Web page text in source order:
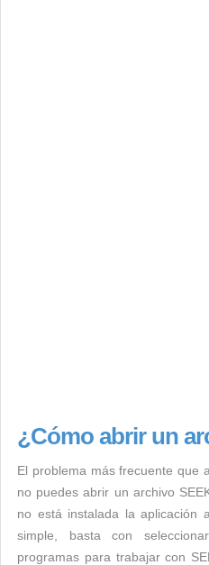
¿Cómo abrir un
El problema más frecuente que
no puedes abrir un archivo
no está instalada la aplicación
simple, basta con
programas para trabajar con